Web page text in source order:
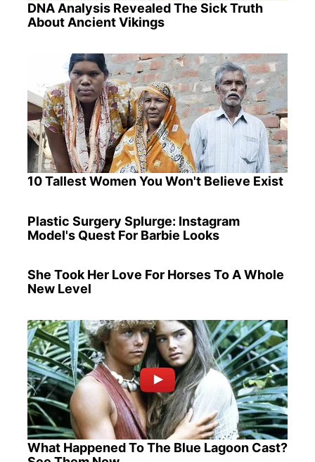
DNA Analysis Revealed The Sick Truth
About Ancient Vikings
10 Tallest Women You Won't Believe Exist
Plastic Surgery Splurge: Instagram
Model's Quest For Barbie Looks
She Took Her Love For Horses To A Whole
New Level
What Happened To The Blue Lagoon Cast?